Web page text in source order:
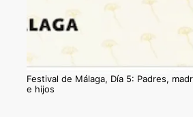
Festival de Málaga, Día 5: Padres,
e hijos